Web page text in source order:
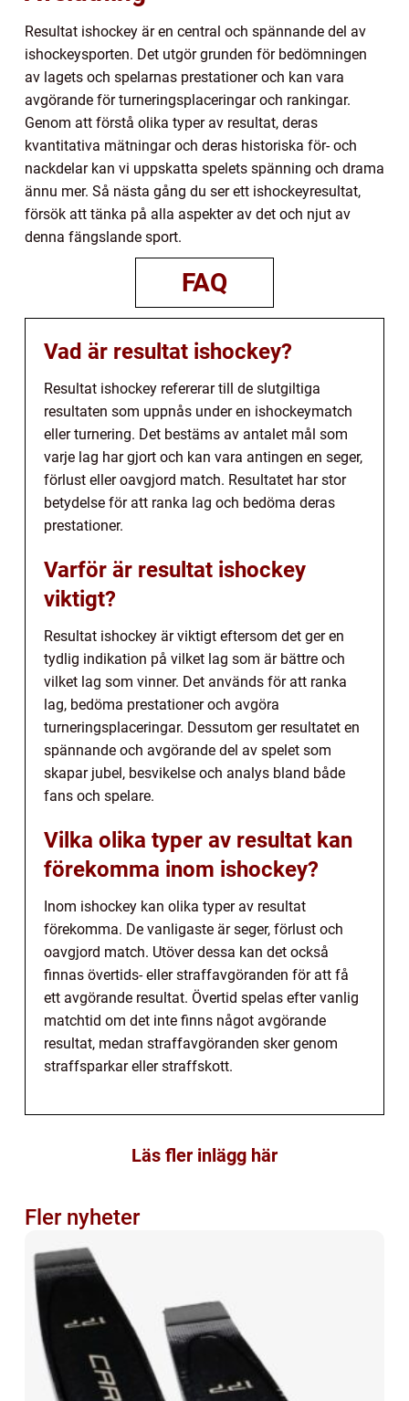
Resultat ishockey är en central och spännande del av
ishockeysporten. Det utgör grunden för bedömningen
av lagets och spelarnas prestationer och kan vara
avgörande för turneringsplaceringar och rankingar.
Genom att förstå olika typer av resultat, deras
kvantitativa mätningar och deras historiska för- och
nackdelar kan vi uppskatta spelets spänning och drama
ännu mer. Så nästa gång du ser ett ishockeyresultat,
försök att tänka på alla aspekter av det och njut av
denna fängslande sport.
FAQ
Vad är resultat ishockey?
Resultat ishockey refererar till de slutgiltiga
resultaten som uppnås under en ishockeymatch
eller turnering. Det bestäms av antalet mål som
varje lag har gjort och kan vara antingen en seger,
förlust eller oavgjord match. Resultatet har stor
betydelse för att ranka lag och bedöma deras
prestationer.
Varför är resultat ishockey
viktigt?
Resultat ishockey är viktigt eftersom det ger en
tydlig indikation på vilket lag som är bättre och
vilket lag som vinner. Det används för att ranka
lag, bedöma prestationer och avgöra
turneringsplaceringar. Dessutom ger resultatet en
spännande och avgörande del av spelet som
skapar jubel, besvikelse och analys bland både
fans och spelare.
Vilka olika typer av resultat kan
förekomma inom ishockey?
Inom ishockey kan olika typer av resultat
förekomma. De vanligaste är seger, förlust och
oavgjord match. Utöver dessa kan det också
finnas övertids- eller straffavgöranden för att få
ett avgörande resultat. Övertid spelas efter vanlig
matchtid om det inte finns något avgörande
resultat, medan straffavgöranden sker genom
straffsparkar eller straffskott.
Läs fler inlägg här
Fler nyheter